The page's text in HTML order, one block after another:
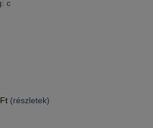
Ft (részletek)